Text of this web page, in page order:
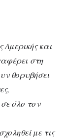
και
στη
θορυβήσει
όλο τον
µε τις